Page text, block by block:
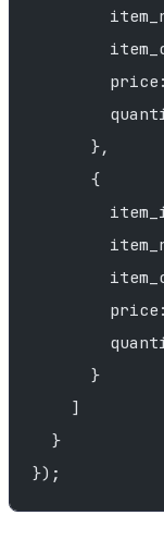
      },
      {
      }
    ]
  }
});